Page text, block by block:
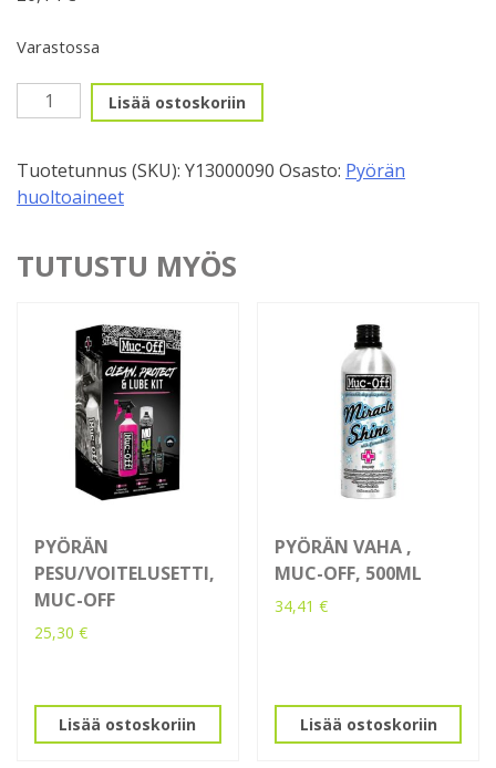
Varastossa
Ilmaussuppilo
jarrulle
TL-
BR002,
määrä
Lisää ostoskoriin
Tuotetunnus (SKU): Y13000090 Osasto: Pyörän
huoltoaineet
TUTUSTU MYÖS
PYÖRÄN
PESU/VOITELUSETTI,
MUC-OFF
25,30 €
Lisää ostoskoriin
PYÖRÄN VAHA ,
MUC-OFF, 500ML
34,41€
Lisää ostoskoriin